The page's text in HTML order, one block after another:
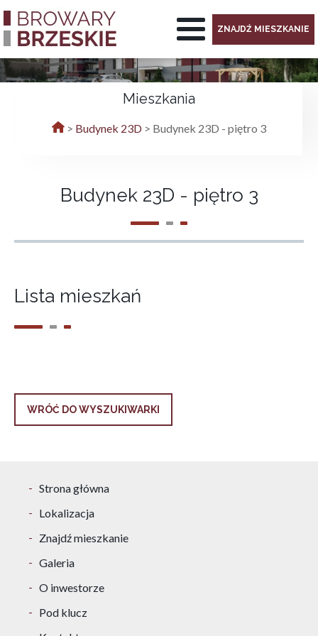
ZNAJDŹ MIESZKANIE
Mieszkania
> Budynek 23D> Budynek 23D - piętro 3
Budynek 23D - piętro 3
Lista mieszkań
WRÓĆ DO WYSZUKIWARKI
Strona główna
Lokalizacja
Znajdź mieszkanie
Galeria
O inwestorze
Pod klucz